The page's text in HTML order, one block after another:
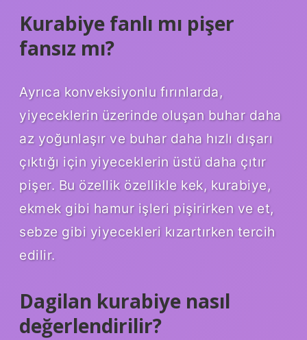
Kurabiye fanlı mı pişer
fansız mı?
Ayrıca konveksiyonlu fırınlarda,
yiyeceklerin üzerinde oluşan buhar daha
az yoğunlaşır ve buhar daha hızlı dışarı
çıktığı için yiyeceklerin üstü daha çıtır
pişer. Bu özellik özellikle kek, kurabiye,
ekmek gibi hamur işleri pişirirken ve et,
sebze gibi yiyecekleri kızartırken tercih
edilir.
Dagilan kurabiye nasıl
değerlendirilir?